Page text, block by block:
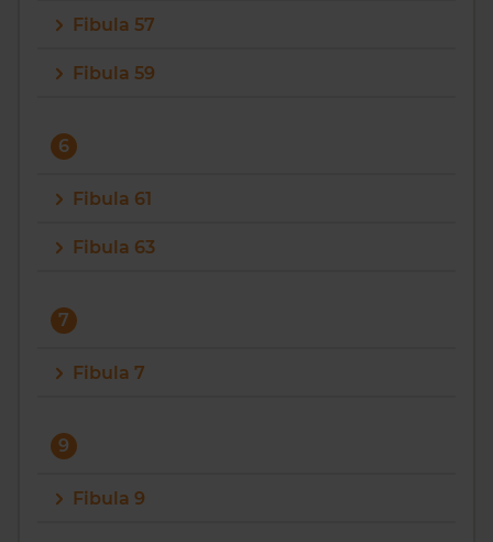
Fibula 57
Fibula 59
6
Fibula 61
Fibula 63
7
Fibula 7
9
Fibula 9